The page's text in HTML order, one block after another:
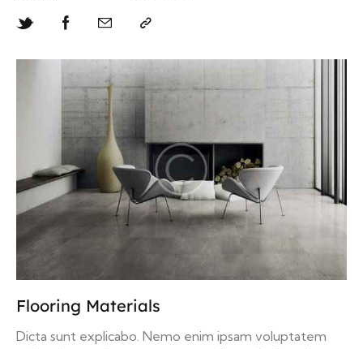
Flooring Materials
Dicta sunt explicabo. Nemo enim ipsam voluptatem